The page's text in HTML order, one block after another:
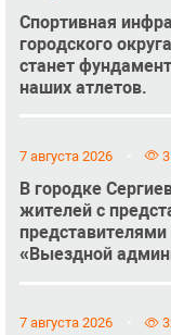
Спортивная
городского
станет
наших атлетов.
7 августа 2026
В городке
жителей с
«Выездной
7 августа 2026